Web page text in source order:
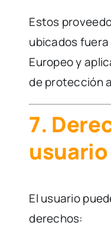
Estos
ubicados
Europeo y
de protección
7.
usuario
El usuario
derechos: